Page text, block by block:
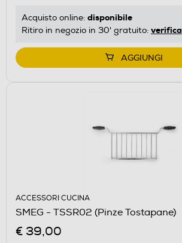
Acquisto online: disponibile
Ritiro in negozio in 30' gratuito: verifica
AGGIUNGI
ACCESSORI CUCINA
SMEG - TSSR02 (Pinze Tostapane)
€ 39,00